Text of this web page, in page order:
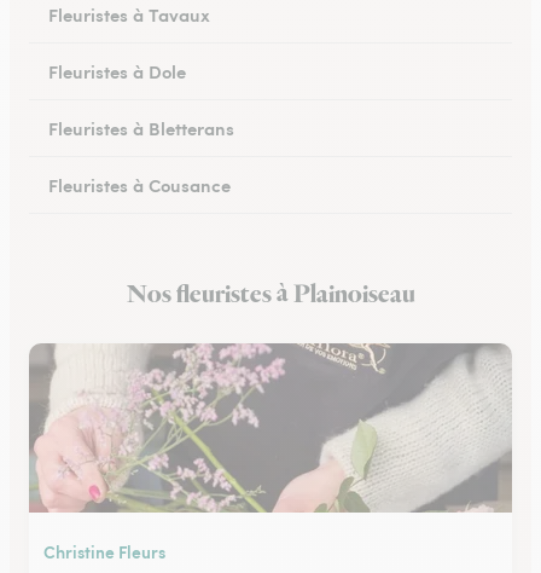
Fleuristes à Tavaux
Fleuristes à Dole
Fleuristes à Bletterans
Fleuristes à Cousance
Fleuristes à Moirans-en-Montagne
Nos fleuristes à Plainoiseau
Christine Fleurs